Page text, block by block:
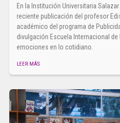
En la Institución Universitaria
reciente publicación del profesor
académico del programa de
divulgación Escuela Internacional de
emociones en lo cotidiano.
LEER MÁS